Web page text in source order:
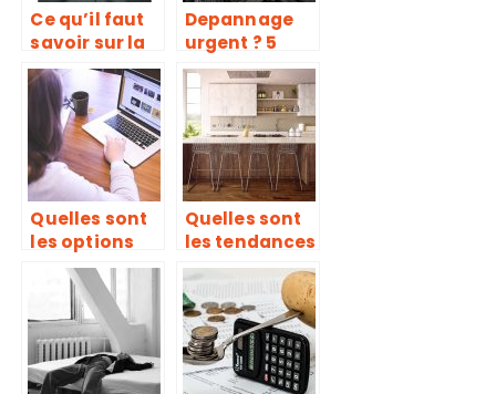
Ce qu’il faut
savoir sur la
pompe a
chaleur
Depannage
urgent ? 5
trucs et
astuces pour
vite s’en
sortir
Quelles sont
les options
apres un Bac
STMG ?
Quelles sont
les tendances
actuelles
pour les
accessoires
et les
materiaux de
cuisine ?